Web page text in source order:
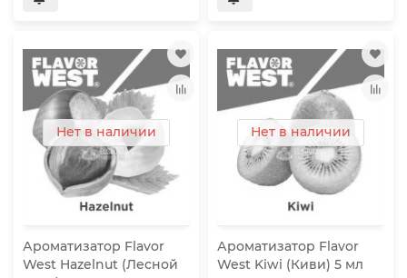
Нет в наличии
Ароматизатор Flavor
West Hazelnut (Лесной
Нет в наличии
Ароматизатор Flavor
West Kiwi (Киви) 5 мл